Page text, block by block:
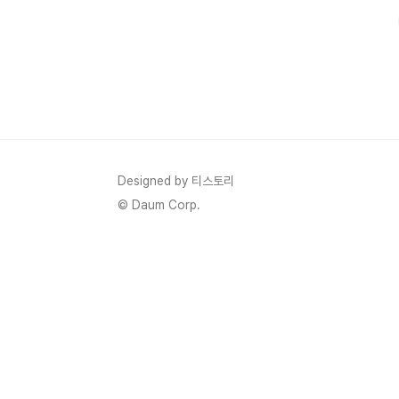
에서 입소문을 타고 있습니다. 1. Y700 3세대 스펙 이
Designed by 티스토리
© Daum Corp.